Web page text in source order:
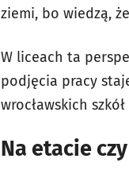
ziemi, bo wiedzą,
W liceach ta
podjęcia pracy
wrocławskich
Na etacie